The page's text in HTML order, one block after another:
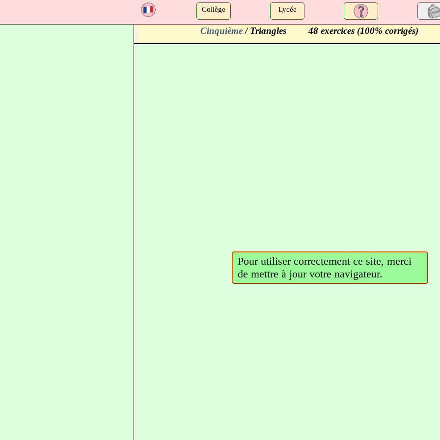
Pour utiliser correctement ce site, merci
de mettre à jour votre navigateur.
a Collège Lycée
Cinquième/ Triangles 48 exercices (100% corrigés)